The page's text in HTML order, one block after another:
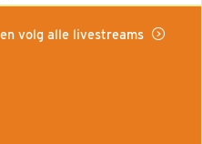
volg alle livestreams